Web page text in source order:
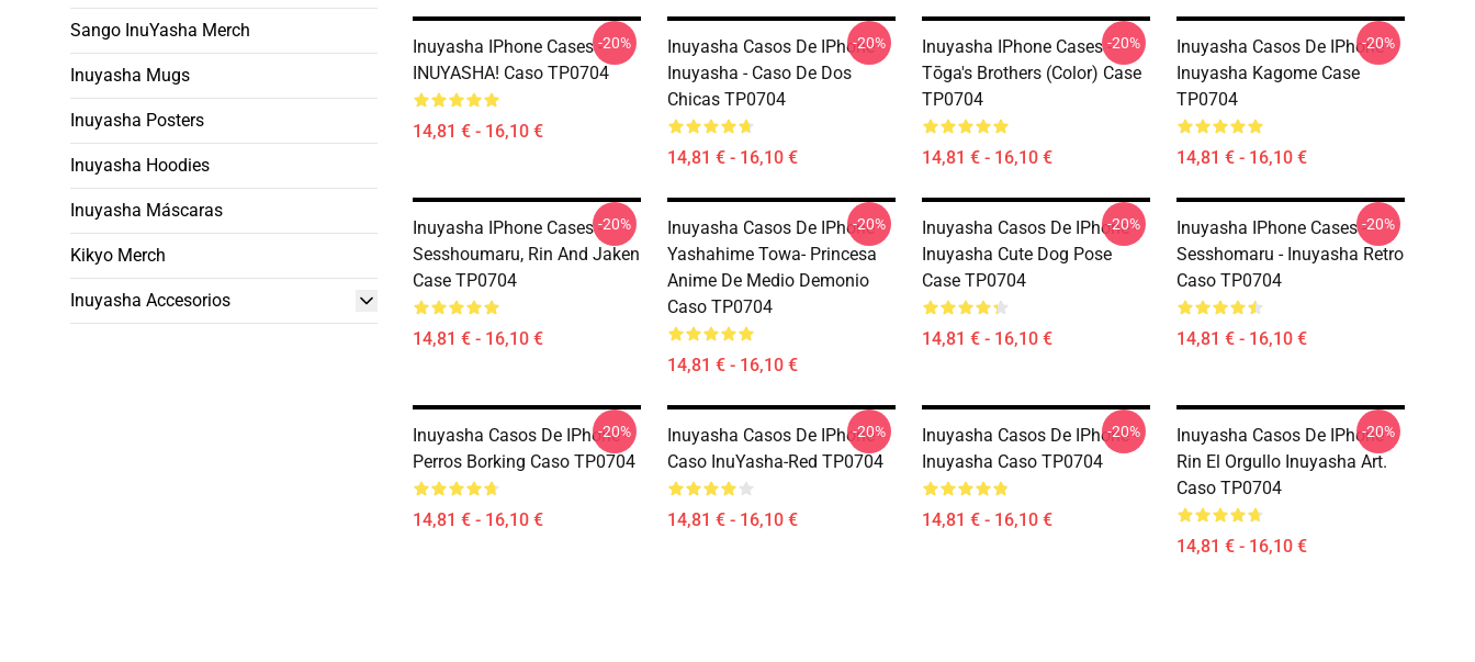
Sango InuYasha Merch
Inuyasha Mugs
Inuyasha Posters
Inuyasha Hoodies
Inuyasha Máscaras
Kikyo Merch
Inuyasha Accesorios
Inuyasha IPhone Cases -
INUYASHA! Caso TP0704
14,81 € - 16,10 €
-20%
Inuyasha Casos De IPhone -
Inuyasha - Caso De Dos
Chicas TP0704
14,81 € - 16,10 €
-20%
Inuyasha IPhone Cases -
Tōga's Brothers (color) Case
TP0704
14,81 € - 16,10 €
-20%
Inuyasha Casos De IPhone -
Inuyasha Kagome Case
TP0704
14,81 € - 16,10 €
-20%
Inuyasha IPhone Cases -
Sesshoumaru, Rin And Jaken
Case TP0704
14,81 € - 16,10 €
-20%
Inuyasha Casos De IPhone -
Yashahime Towa- Princesa
Anime De Medio Demonio
Caso TP0704
14,81 € - 16,10 €
-20%
Inuyasha Casos De IPhone -
Inuyasha Cute Dog Pose
Case TP0704
14,81 € - 16,10 €
-20%
Inuyasha IPhone Cases -
Sesshomaru - Inuyasha Retro
Caso TP0704
14,81 € - 16,10 €
-20%
Inuyasha Casos De IPhone -
Perros Borking Caso TP0704
14,81 € - 16,10 €
-20%
Inuyasha Casos De IPhone -
Caso InuYasha-Red TP0704
14,81 € - 16,10 €
-20%
Inuyasha Casos De IPhone -
Inuyasha Caso TP0704
14,81 € - 16,10 €
-20%
Inuyasha Casos De IPhone -
Rin El Orgullo Inuyasha Art.
Caso TP0704
14,81 € - 16,10 €
-20%